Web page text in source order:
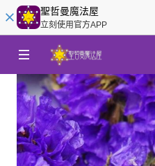
聖哲曼魔法屋
立刻使用官方APP